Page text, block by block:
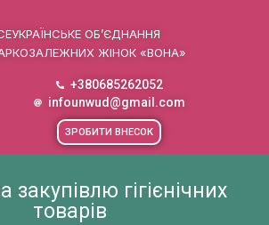
ОБ’ЄДНАННЯ
ЖІНОК «ВОНА»
+380685262052
infounwud@gmail.com
ЗРОБИТИ ВНЕСОК
закупівлю гігієнічних
товарів